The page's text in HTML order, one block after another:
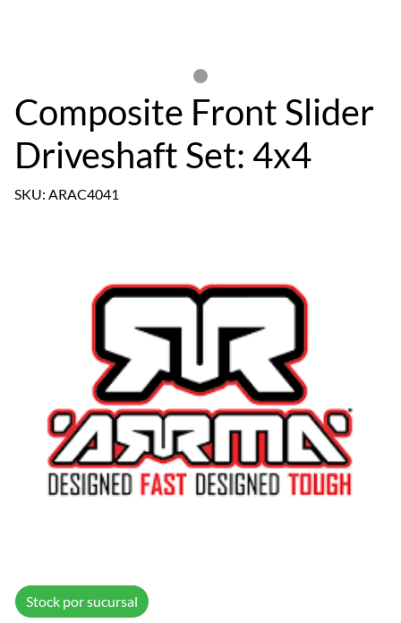
Composite Front Slider
Driveshaft Set: 4x4
SKU: ARAC4041
Stock por sucursal